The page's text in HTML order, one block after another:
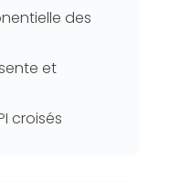
des
et
croisés